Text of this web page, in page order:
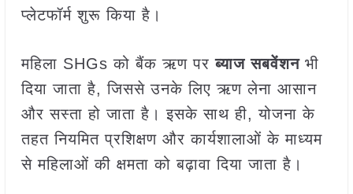
प्लेटफॉर्म शुरू किया है।
महिला SHGs को बैंक ऋण परब्याज सबवेंशनभी
दिया जाता है, जिससे उनके लिए ऋण लेना आसान
और सस्ता हो जाता है। इसके साथ ही, योजना के
तहत नियमित प्रशिक्षण और कार्यशालाओं के माध्यम
से महिलाओं की क्षमता को बढ़ावा दिया जाता है।